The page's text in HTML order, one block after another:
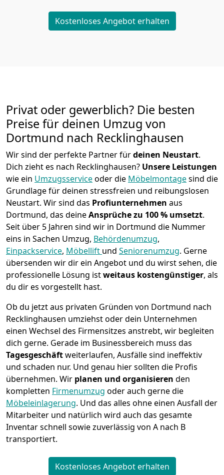
Kostenloses Angebot erhalten
Privat oder gewerblich? Die besten
Preise für deinen Umzug von
Dortmund nach Recklinghausen
Wir sind der perfekte Partner fürdeinen Neustart.
Dich zieht es nach Recklinghausen? Unsere Leistungen
wie ein Umzugsserviceoder die Möbelmontagesind die
Grundlage für deinen stressfreien und reibungslosen
Neustart. Wir sind das Profiunternehmen aus
Dortmund, das deineAnsprüche zu 100 % umsetzt.
Seit über 5 Jahren sind wir in Dortmund die Nummer
eins in Sachen Umzug, Behördenumzug,
Einpackservice, Möbellift und Seniorenumzug. Gerne
übersenden wir dir ein Angebot und du wirst sehen, die
professionelle Lösung istweitaus kostengünstiger, als
du dir es vorgestellt hast.
Ob du jetzt aus privaten Gründen von Dortmund nach
Recklinghausen umziehst oder dein Unternehmen
einen Wechsel des Firmensitzes anstrebt, wir begleiten
dich gerne. Gerade im Businessbereich muss das
Tagesgeschäftweiterlaufen, Ausfälle sind ineffektiv
und schaden nur. Und genau hier sollten die Profis
übernehmen. Wir planen und organisieren den
kompletten Firmenumzug oder auch gerne die
Möbeleinlagerung. Und das alles ohne einen Ausfall der
Mitarbeiter und natürlich wird auch das gesamte
Inventar schnell sowie zuverlässig von A nach B
transportiert.
Kostenloses Angebot erhalten